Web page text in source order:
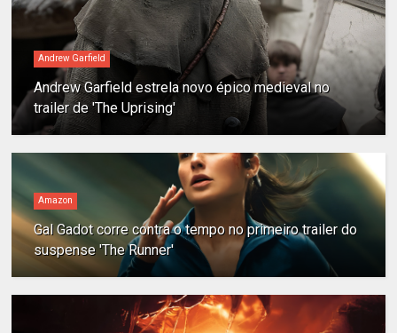
Andrew Garfield
Andrew Garfield estrela novo épico medieval no
trailer de 'The Uprising'
Amazon
Gal Gadot corre contra o tempo no primeiro trailer do
suspense 'The Runner'